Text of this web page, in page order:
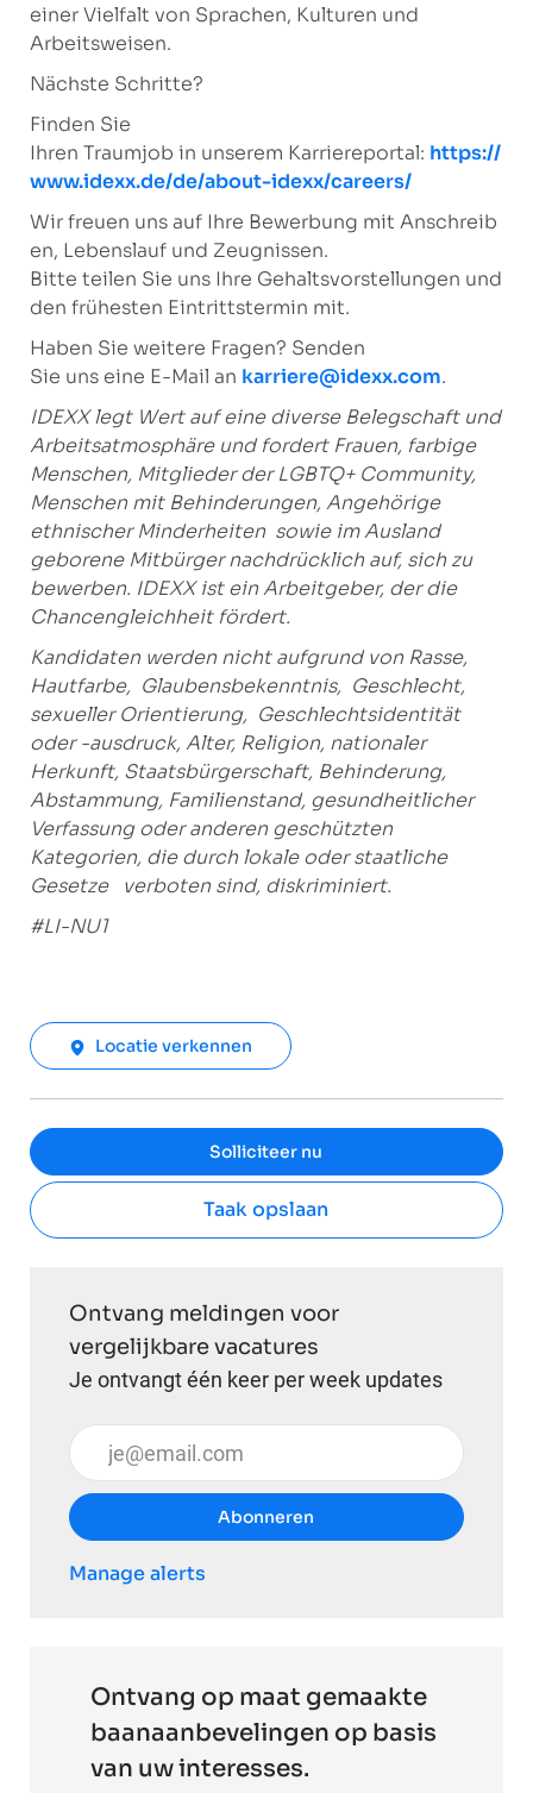
einer Vielfalt von Sprachen, Kulturen und
Arbeitsweisen.
Nächste Schritte?
Finden Sie
Ihren Traumjob in unserem Karriereportal: https://
www.idexx.de/de/about-idexx/careers/
Wir freuen uns auf Ihre Bewerbung mit Anschreib
en, Lebenslauf und Zeugnissen.
Bitte teilen Sie uns Ihre Gehaltsvorstellungen und
den frühesten Eintrittstermin mit.
Haben Sie weitere Fragen? Senden
Sie uns eine E-Mail an karriere@idexx.com.
IDEXX legt Wert auf eine diverse Belegschaft und
Arbeitsatmosphäre und fordert Frauen, farbige
Menschen, Mitglieder der LGBTQ+ Community,
Menschen mit Behinderungen, Angehörige
ethnischer Minderheiten sowie im Ausland
geborene Mitbürger nachdrücklich auf, sich zu
bewerben. IDEXX ist ein Arbeitgeber, der die
Chancengleichheit fördert.
Kandidaten werden nicht aufgrund von Rasse,
Hautfarbe, Glaubensbekenntnis, Geschlecht,
sexueller Orientierung, Geschlechtsidentität
oder -ausdruck, Alter, Religion, nationaler
Herkunft, Staatsbürgerschaft, Behinderung,
Abstammung, Familienstand, gesundheitlicher
Verfassung oder anderen geschützten
Kategorien, die durch lokale oder staatliche
Gesetze
verboten sind, diskriminiert.
#LI-NU1
Locatie verkennen
Solliciteer nu
Taak opslaan
Ontvang meldingen voor
vergelijkbare vacatures
Je ontvangt één keer per week updates
Voer uw e-mailadres in (vereist)
Abonneren
Manage alerts
Ontvang op maat gemaakte
baanaanbevelingen op basis
van uw interesses.